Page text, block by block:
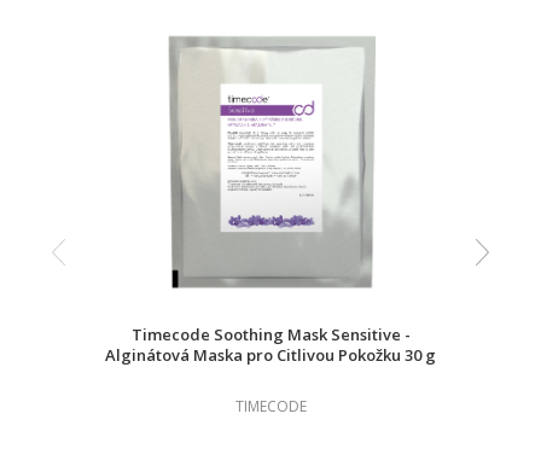
Timecode Soothing Mask Sensitive -
Alginátová Maska pro Citlivou Pokožku 30 g
TIMECODE